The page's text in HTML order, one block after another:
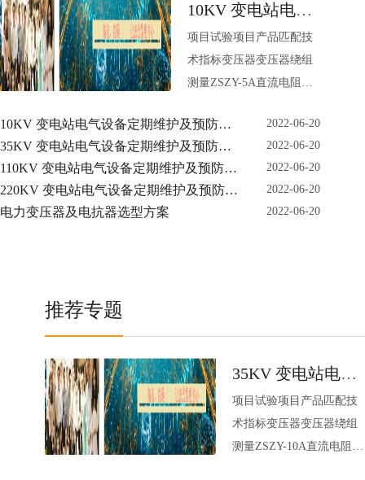
10KV 变电站电气
设备定期维护及预
防性试验仪器
项目试验项目产品匹配技
术指标变压器变压器绕组
测量ZSZY-5A直流电阻测
级±2字变压器变比及电压
互感器测量ZSZB-VI全自
动变比组别测试仪测量范
围：1～100000.2级绝缘油
10KV 变电站电气设备定期维护及预防性
试验仪器
2022-06-20
35KV 变电站电气设备定期维护及预防性
试验仪器
2022-06-20
110KV 变电站电气设备定期维护及预防性
试验仪器
2022-06-20
220KV 变电站电气设备定期维护及预防性
试验仪器
2022-06-20
电力变压器及电抗器选型方案 2022-06-20
推荐专题
35KV 变电站电气
设备定期维护及预
防性试验仪器
项目试验项目产品匹配技
术指标变压器变压器绕组
测量ZSZY-10A直流电阻测